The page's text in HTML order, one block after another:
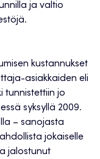
ja valtio
kustannukset
asiakkaiden eli
tunnistettiin jo
syksyllä 2009.
– sanojasta
jokaiselle
jalostunut